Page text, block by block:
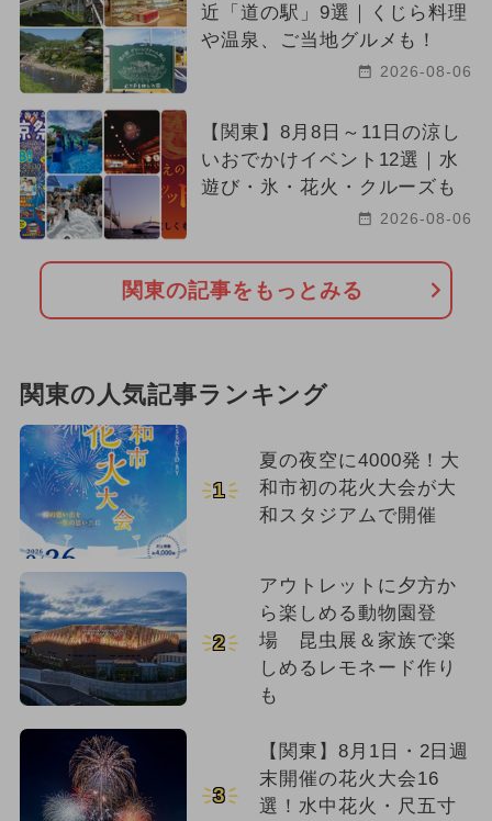
近「道の駅」9選｜くじら料理
や温泉、ご当地グルメも！
2026-08-06
【関東】8月8日～11日の涼し
いおでかけイベント12選｜水
遊び・氷・花火・クルーズも
2026-08-06
関東の記事をもっとみる
関東の人気記事ランキング
1
夏の夜空に4000発！大
和市初の花火大会が大
和スタジアムで開催
2
アウトレットに夕方か
ら楽しめる動物園登
場 昆虫展＆家族で楽
しめるレモネード作り
も
3
【関東】8月1日・2日週
末開催の花火大会16
選！水中花火・尺五寸